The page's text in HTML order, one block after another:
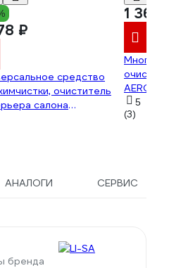
₽
средство
очиститель
салона
Multicomplex, 5 л
Open 15145
1 360
ключ
5
(3)
АНАЛОГИ СЕРВИС
бренда